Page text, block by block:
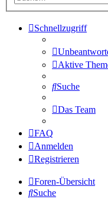
Schnellzugriff
Aktive
Suche
Das Team
FAQ
Anmelden
Registrieren
Foren-Übersicht
Suche